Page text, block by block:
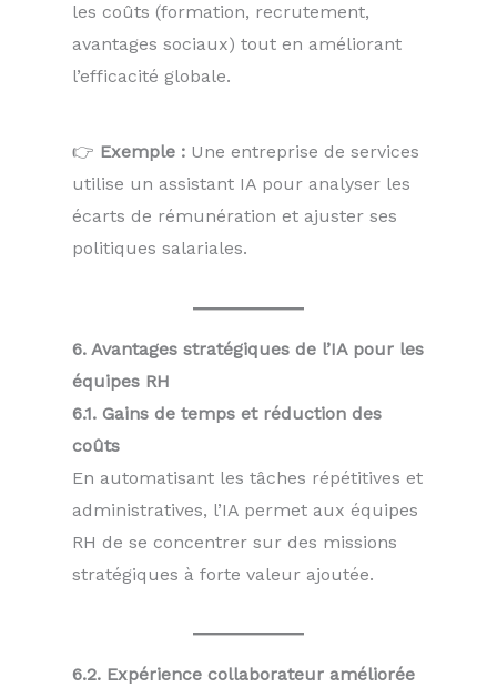
les coûts (formation, recrutement,
avantages sociaux) tout en améliorant
l’efficacité globale.
👉 Exemple : Une entreprise de services
utilise un assistant IA pour analyser les
écarts de rémunération et ajuster ses
politiques salariales.
6. Avantages stratégiques de l’IA pour les
équipes RH
6.1. Gains de temps et réduction des
coûts
En automatisant les tâches répétitives et
administratives, l’IA permet aux équipes
RH de se concentrer sur des missions
stratégiques à forte valeur ajoutée.
6.2. Expérience collaborateur améliorée